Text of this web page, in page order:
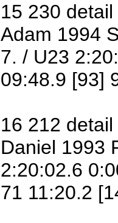
15 230
Adam 1994
7. / U23
09:48.9 [93]
16 212
Daniel 1993
2:20:02.6
71 11:20.2